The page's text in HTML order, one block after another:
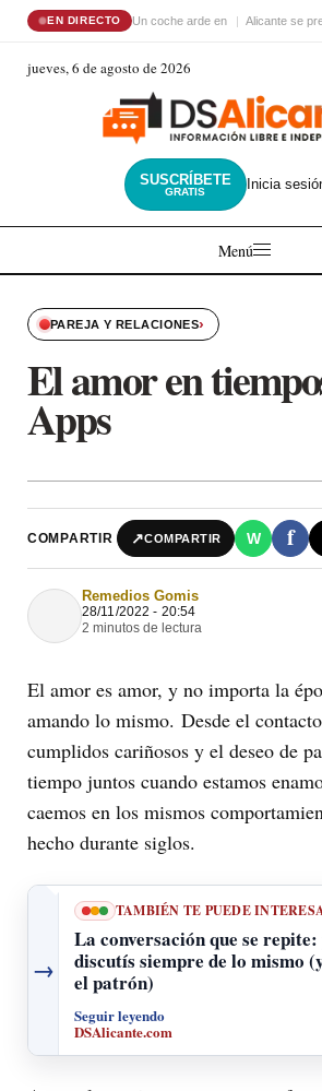
EN DIRECTO Un coche arde en Alicante se
jueves, 6 de agosto de 2026
SUSCRÍBETE
GRATIS Inicia
Menú
PAREJA Y RELACIONES›
El amor en
Apps
COMPARTIR ↗COMPARTIR W f
Remedios Gomis
28/11/2022 - 20:54
2 minutos de lectura
El amor es amor, y no importa la
amando lo mismo. Desde el
cumplidos cariñosos y el deseo de
tiempo juntos cuando estamos
caemos en los mismos
hecho durante siglos.
→
TAMBIÉN TE PUEDE
La conversación que se
discutís siempre de lo mismo
el patrón)
Seguir leyendo
DSAlicante.com